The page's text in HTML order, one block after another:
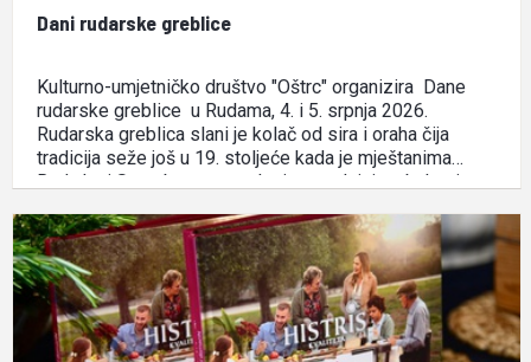
Dani rudarske greblice
Kulturno-umjetničko društvo "Oštrc" organizira Dane
rudarske greblice u Rudama, 4. i 5. srpnja 2026.
Rudarska greblica slani je kolač od sira i oraha čija
tradicija seže još u 19. stoljeće kada je mještanima
Ruda kraj Samobora zaposlenim u rudnicima bakra i
cjelodnevnog …